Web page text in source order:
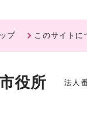
プ このサイトに
役所 法人